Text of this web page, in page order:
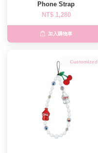
Phone Strap
NT$ 1,280
加入購物車
Customized